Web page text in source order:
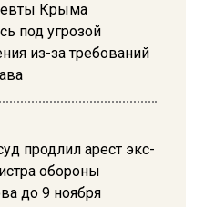
Крыма
под угрозой
из-за требований
продлил арест экс-
обороны
до 9 ноября